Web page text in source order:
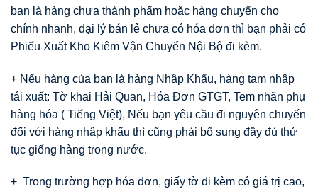
bạn là hàng chưa thành phẩm hoặc hàng chuyển cho
chính nhanh, đại lý bán lẻ chưa có hóa đơn thì bạn phải có
Phiếu Xuất Kho Kiêm Vận Chuyển Nội Bộ đi kèm.
+ Nếu hàng của bạn là hàng Nhập Khẩu, hàng tạm nhập
tái xuất: Tờ khai Hải Quan, Hóa Đơn GTGT, Tem nhãn phụ
hàng hóa ( Tiếng Việt), Nếu bạn yêu cầu đi nguyên chuyến
đối với hàng nhập khẩu thì cũng phải bổ sung đầy đủ thử
tục giống hàng trong nước.
+ Trong trường hợp hóa đơn, giấy tờ đi kèm có giá trị cao,